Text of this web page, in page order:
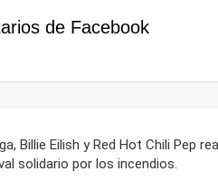
de Facebook
Billie Eilish y Red Hot Chili Pep
solidario por los incendios.